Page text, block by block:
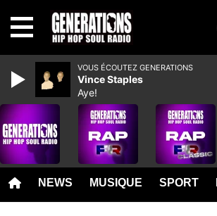
NEWS MUSIQUE SPORT
VOUS ÉCOUTEZ GENERATIONS
Vince Staples
Aye!